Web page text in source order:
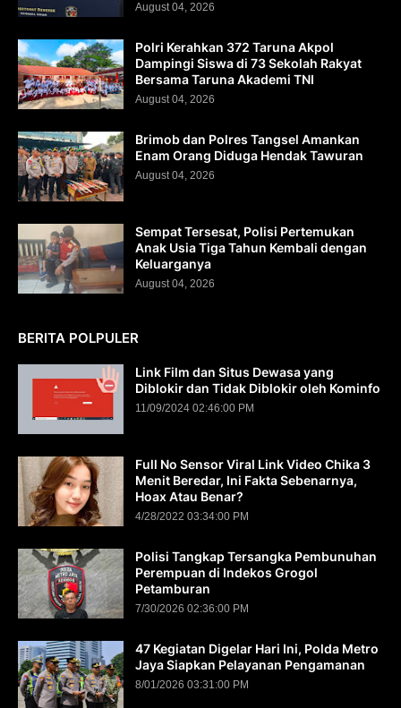
August 04, 2026
Polri Kerahkan 372 Taruna Akpol
Dampingi Siswa di 73 Sekolah Rakyat
Bersama Taruna Akademi TNI
August 04, 2026
Brimob dan Polres Tangsel Amankan
Enam Orang Diduga Hendak Tawuran
August 04, 2026
Sempat Tersesat, Polisi Pertemukan
Anak Usia Tiga Tahun Kembali dengan
Keluarganya
August 04, 2026
BERITA POLPULER
Link Film dan Situs Dewasa yang
Diblokir dan Tidak Diblokir oleh Kominfo
11/09/2024 02:46:00 PM
Full No Sensor Viral Link Video Chika 3
Menit Beredar, Ini Fakta Sebenarnya,
Hoax Atau Benar?
4/28/2022 03:34:00 PM
Polisi Tangkap Tersangka Pembunuhan
Perempuan di Indekos Grogol
Petamburan
7/30/2026 02:36:00 PM
47 Kegiatan Digelar Hari Ini, Polda Metro
Jaya Siapkan Pelayanan Pengamanan
8/01/2026 03:31:00 PM